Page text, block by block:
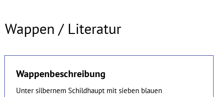
Wappen / Literatur
Wappenbeschreibung
Unter silbernem Schildhaupt mit sieben blauen